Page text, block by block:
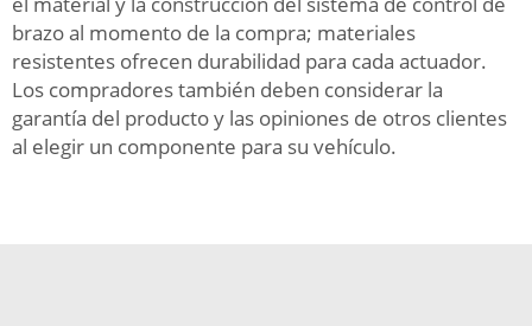
brazo al momento de la compra; materiales
resistentes ofrecen durabilidad para cada actuador.
Los compradores también deben considerar la
garantía del producto y las opiniones de otros clientes
al elegir un componente para su vehículo.